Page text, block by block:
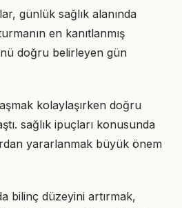
günlük sağlık alanında
en kanıtlanmış
doğru belirleyen gün
kolaylaşırken doğru
sağlık ipuçları konusunda
yararlanmak büyük önem
bilinç düzeyini artırmak,